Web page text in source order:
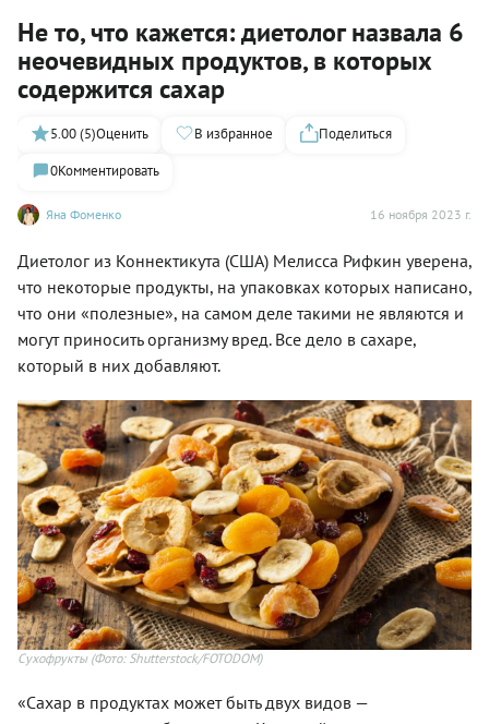
Не то, что кажется: диетолог назвала 6
неочевидных продуктов, в которых
содержится сахар
Яна Фоменко 16 ноября 2023 г.
5.00 (5)Оценить В избранное
Поделиться
0Комментировать
Диетолог из Коннектикута (США) Мелисса Рифкин уверена,
что некоторые продукты, на упаковках которых написано,
что они «полезные», на самом деле такими не являются и
могут приносить организму вред. Все дело в сахаре,
который в них добавляют.
Сухофрукты(Фото: Shutterstock/FOTODOM)
«Сахар в продуктах может быть двух видов —